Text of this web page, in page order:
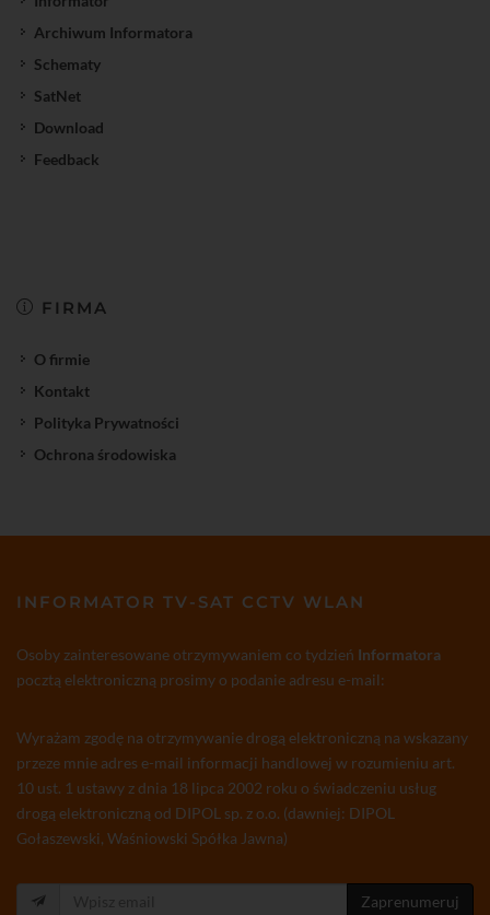
Archiwum Informatora
Schematy
SatNet
Download
Feedback
FIRMA
O firmie
Kontakt
Polityka Prywatności
Ochrona środowiska
INFORMATOR TV-SAT CCTV WLAN
Osoby zainteresowane otrzymywaniem co tydzień Informatora
pocztą elektroniczną prosimy o podanie adresu e-mail:
Wyrażam zgodę na otrzymywanie drogą elektroniczną na wskazany
przeze mnie adres e-mail informacji handlowej w rozumieniu art.
10 ust. 1 ustawy z dnia 18 lipca 2002 roku o świadczeniu usług
drogą elektroniczną od DIPOL sp. z o.o. (dawniej: DIPOL
Gołaszewski, Waśniowski Spółka Jawna)
Zaprenumeruj